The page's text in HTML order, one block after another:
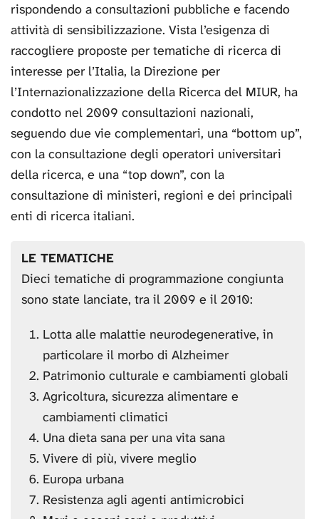
rispondendo a consultazioni pubbliche e facendo
attività di sensibilizzazione. Vista l’esigenza di
raccogliere proposte per tematiche di ricerca di
interesse per l’Italia, la Direzione per
l’Internazionalizzazione della Ricerca del MIUR, ha
condotto nel 2009 consultazioni nazionali,
seguendo due vie complementari, una “bottom up”,
con la consultazione degli operatori universitari
della ricerca, e una “top down”, con la
consultazione di ministeri, regioni e dei principali
enti di ricerca italiani.
LE TEMATICHE
Dieci tematiche di programmazione congiunta
sono state lanciate, tra il 2009 e il 2010:
Lotta alle malattie neurodegenerative, in
particolare il morbo di Alzheimer
Patrimonio culturale e cambiamenti globali
Agricoltura, sicurezza alimentare e
cambiamenti climatici
Una dieta sana per una vita sana
Vivere di più, vivere meglio
Europa urbana
Resistenza agli agenti antimicrobici